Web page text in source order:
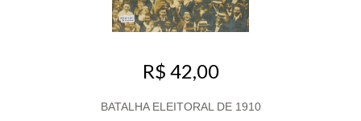
R$ 42,00
BATALHA ELEITORAL DE 1910